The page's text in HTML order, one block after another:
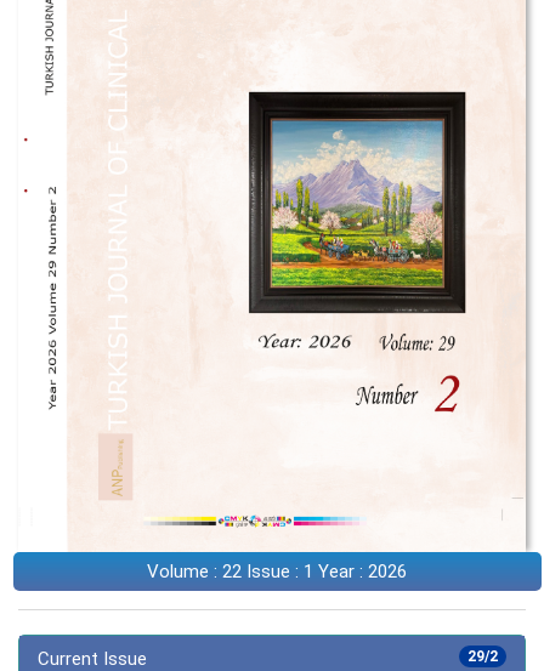
Volume : 22 Issue : 1 Year : 2026
29/2
Current Issue